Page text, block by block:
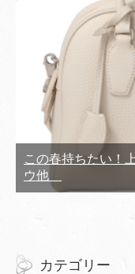
この春持ちたい！
ウ他
カテゴリー